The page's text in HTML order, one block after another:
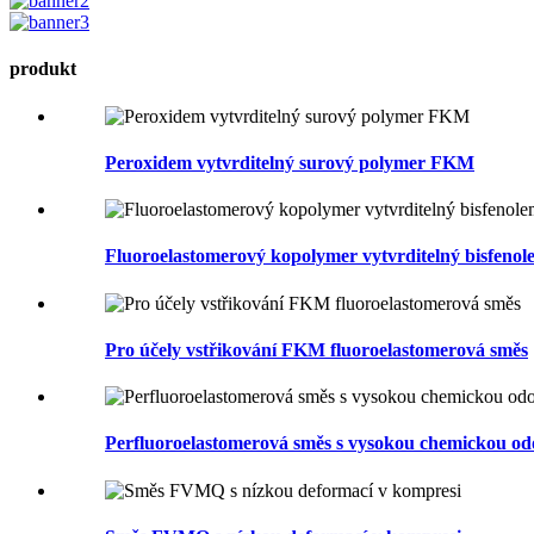
produkt
Peroxidem vytvrditelný surový polymer FKM
Fluoroelastomerový kopolymer vytvrditelný
Pro účely vstřikování FKM fluoroelastomerová směs
Perfluoroelastomerová směs s vysokou chemickou